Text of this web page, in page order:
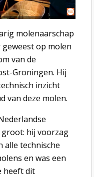
molenaarschap
op molen
van de
Groningen. Hij
inzicht
van deze molen.
hij voorzag
alle technische
en was een
heeft dit